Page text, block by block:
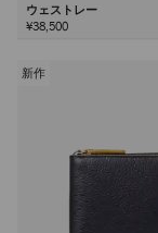
ウェストレー
¥38,500
新作